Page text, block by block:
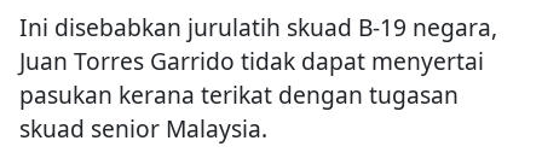
Ini disebabkan jurulatih skuad B-19 negara,
Juan Torres Garrido tidak dapat menyertai
pasukan kerana terikat dengan tugasan
skuad senior Malaysia.